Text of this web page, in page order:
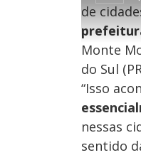
%
de
Monte
do Sul
“Isso
nessas
sentido